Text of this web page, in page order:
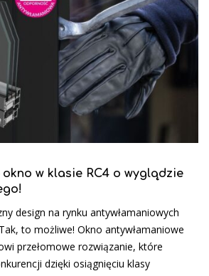
okno w klasie RC4 o wyglądzie
design na rynku antywłamaniowych
to możliwe! Okno antywłamaniowe
przełomowe rozwiązanie, które
dzięki osiągnięciu klasy